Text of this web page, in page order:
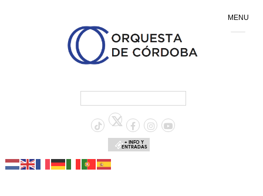
+ INFO Y
ENTRADAS
MENU